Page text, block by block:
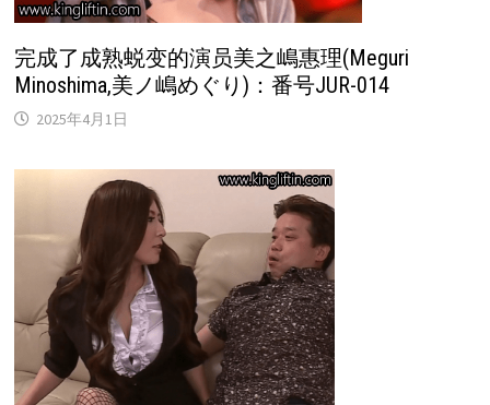
完成了成熟蜕变的演员美之嶋惠理(Meguri
Minoshima,美ノ嶋めぐり)：番号JUR-014
2025年4月1日